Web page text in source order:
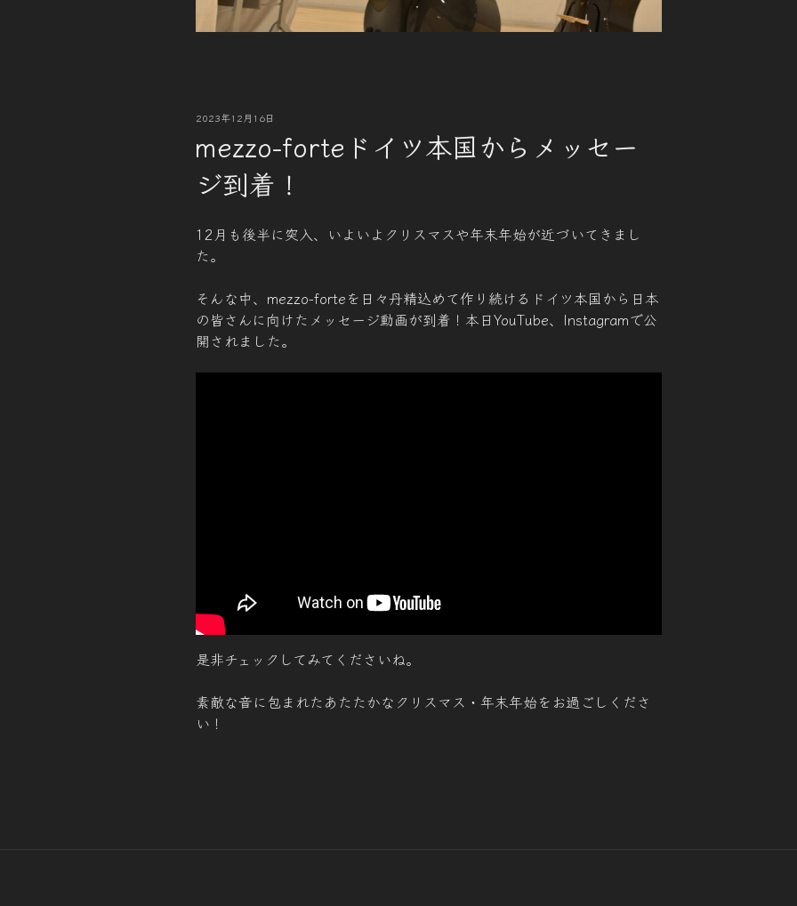
投
日:
2023年12月16日
mezzo-forteドイツ本国からメッセー
ジ到着！
12月も後半に突入、いよいよクリスマスや年末年始が近づいてきまし
た。
そんな中、mezzo-forteを日々丹精込めて作り続けるドイツ本国から日本
の皆さんに向けたメッセージ動画が到着！本日YouTube、Instagramで公
開されました。
是非チェックしてみてくださいね。
素敵な音に包まれたあたたかなクリスマス・年末年始をお過ごしくださ
い！